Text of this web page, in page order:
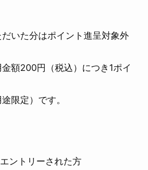
いた分はポイント進呈対象外
額200円（税込）につき1ポイ
限定）です。
ントリーされた方